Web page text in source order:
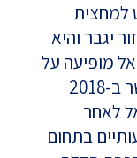
למחצית
יגבר והיא
מופיעה על
מפת תכניותיה השאפתניות של סין אשר ב-2018
לאחר
בתחום